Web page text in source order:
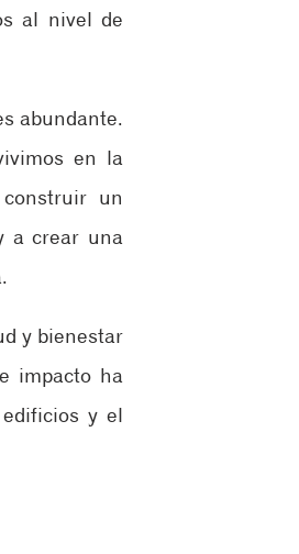
al nivel de
abundante.
en la
un
a crear una
y bienestar
impacto ha
y el